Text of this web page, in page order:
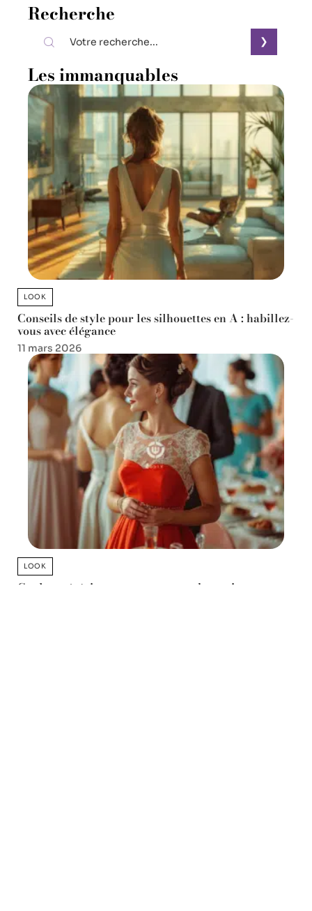
Recherche
Les immanquables
LOOK
Conseils de style pour les silhouettes en A : habillez-
vous avec élégance
11 mars 2026
LOOK
Couleurs à éviter pour une tenue de mariage